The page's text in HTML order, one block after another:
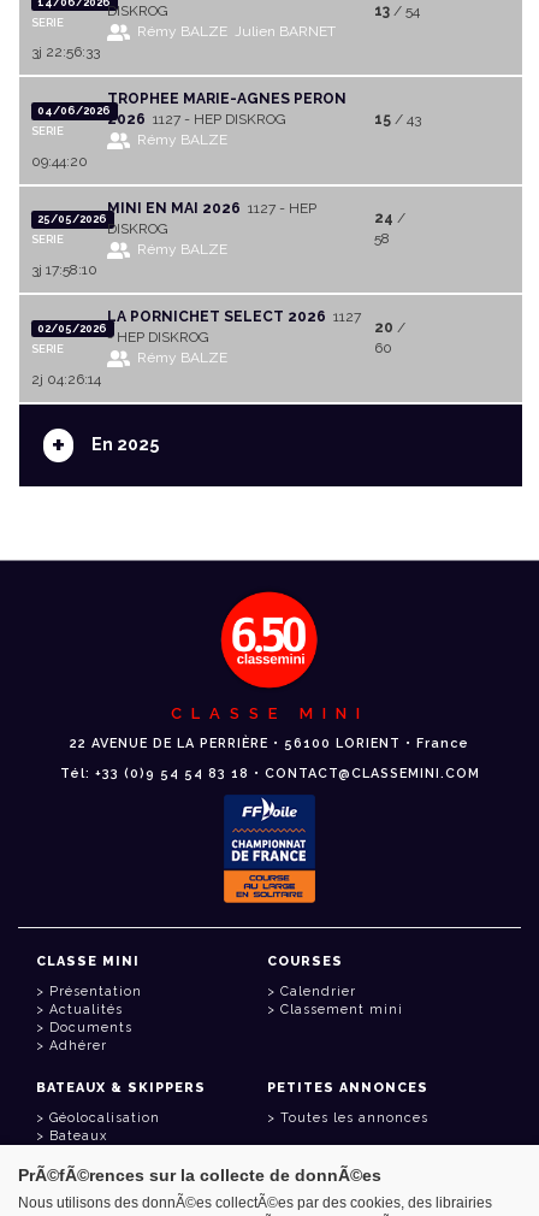
SERIE
DISKROG
Rémy BALZE Julien BARNET
13/ 54
3j 22:56:33
04/06/2026
SERIE
TROPHEE MARIE-AGNES PERON
2026 1127 - HEP DISKROG
Rémy BALZE
15/ 43
09:44:20
25/05/2026
SERIE
MINI EN MAI 2026 1127 - HEP
DISKROG
Rémy BALZE
24 /
58
3j 17:58:10
02/05/2026
SERIE
LA PORNICHET SELECT 2026 1127
- HEP DISKROG
Rémy BALZE
20 /
60
2j 04:26:14
+ En 2025
CLASSE MINI
22 AVENUE DE LA PERRIÈRE • 56100 LORIENT • France
Tél: +33 (0)9 54 54 83 18 • CONTACT@CLASSEMINI.COM
CLASSE MINI
Présentation
Actualités
Documents
Adhérer
COURSES
Calendrier
Classement mini
BATEAUX & SKIPPERS
Géolocalisation
Bateaux
PETITES ANNONCES
Toutes les annonces
LIENS UTILES
PrÃ©fÃ©rences sur la collecte de donnÃ©es
Nous utilisons des donnÃ©es collectÃ©es par des cookies, des librairies